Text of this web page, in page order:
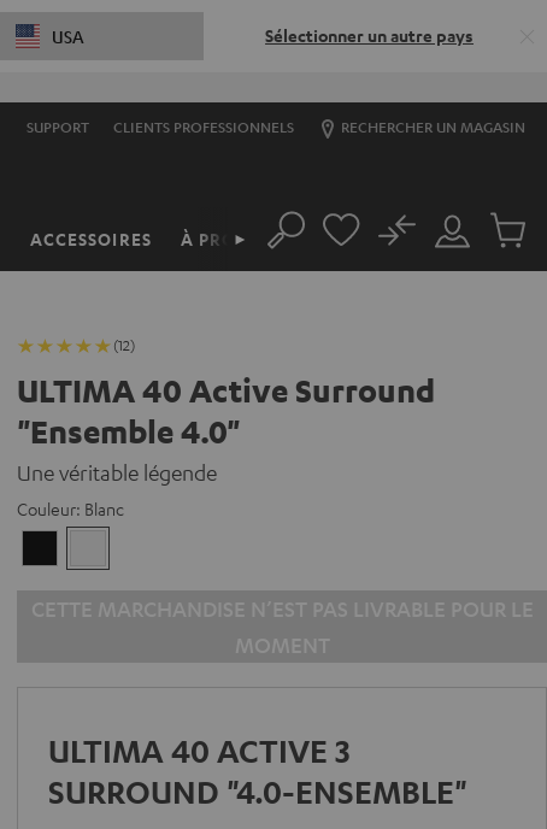
USA Sélectionner un autre pays
SUPPORT CLIENTS PROFESSIONNELS RECHERCHER UN MAGASIN
ACCESSOIRES À PROPOS
► Rechercher
Mon
compte
No
(12)
ULTIMA 40 Active Surround
"Ensemble 4.0"
Une véritable légende
Couleur: Blanc
ULTIMA 40 ACTIVE 3
SURROUND "4.0-ENSEMBLE"